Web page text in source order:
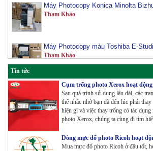
Tham Khảo
Tham Khảo
Máy Photocopy Konica Minolta
Tham Khảo
Máy Photocopy màu Toshiba E-
Tin tức
Cụm trống photo Xerox hoạt
Sau quá trình sử dụng lâu dài, các
thể nhắc nhở bạn đã đến lúc phải
hiện gì và việc thay trống có tác
photo Xerox, chúng ta cùng đi tìm
Dòng mực đổ photo Ricoh hoạt
Mua mực đổ photo Ricoh ở đâu tốt,